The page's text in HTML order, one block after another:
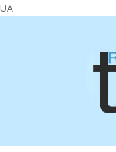
UA